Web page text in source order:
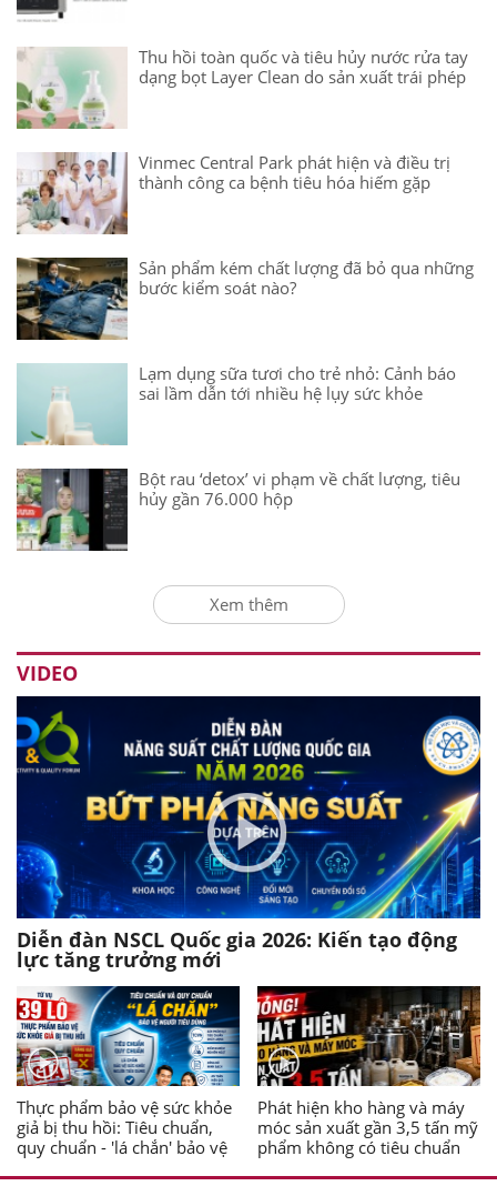
Thu hồi toàn quốc và tiêu hủy nước rửa tay
dạng bọt Layer Clean do sản xuất trái phép
Vinmec Central Park phát hiện và điều trị
thành công ca bệnh tiêu hóa hiếm gặp
Sản phẩm kém chất lượng đã bỏ qua những
bước kiểm soát nào?
Lạm dụng sữa tươi cho trẻ nhỏ: Cảnh báo
sai lầm dẫn tới nhiều hệ lụy sức khỏe
Bột rau ‘detox’ vi phạm về chất lượng, tiêu
hủy gần 76.000 hộp
Xem thêm
VIDEO
Diễn đàn NSCL Quốc gia 2026: Kiến tạo động
lực tăng trưởng mới
Thực phẩm bảo vệ sức khỏe
giả bị thu hồi: Tiêu chuẩn,
quy chuẩn - 'lá chắn' bảo vệ
Phát hiện kho hàng và máy
móc sản xuất gần 3,5 tấn mỹ
phẩm không có tiêu chuẩn